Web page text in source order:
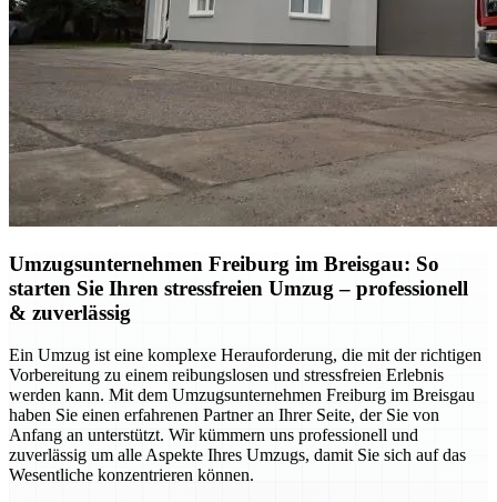
Umzugsunternehmen Freiburg im Breisgau: So
starten Sie Ihren stressfreien Umzug – professionell
& zuverlässig
Ein Umzug ist eine komplexe Herauforderung, die mit der richtigen
Vorbereitung zu einem reibungslosen und stressfreien Erlebnis
werden kann. Mit dem Umzugsunternehmen Freiburg im Breisgau
haben Sie einen erfahrenen Partner an Ihrer Seite, der Sie von
Anfang an unterstützt. Wir kümmern uns professionell und
zuverlässig um alle Aspekte Ihres Umzugs, damit Sie sich auf das
Wesentliche konzentrieren können.